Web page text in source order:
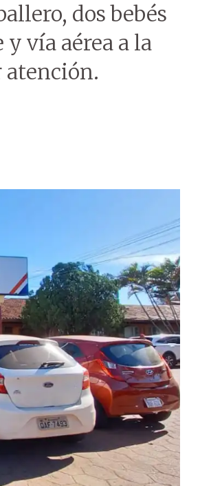
dos bebés
vía aérea a la
atención.